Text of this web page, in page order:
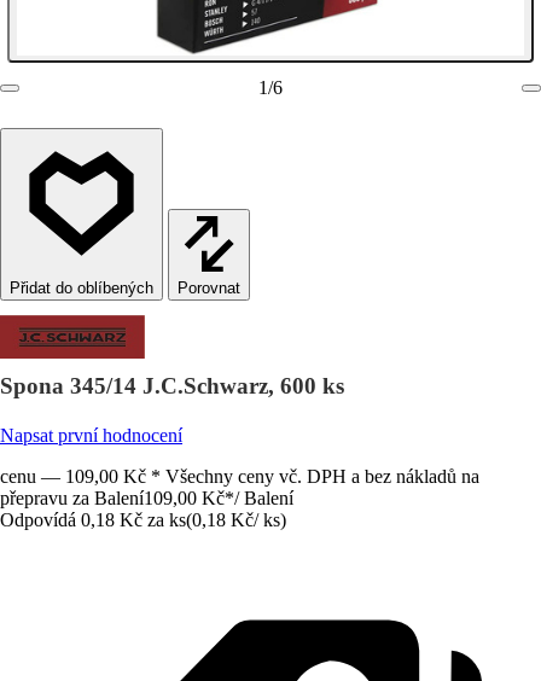
1/6
Porovnat
Spona 345/14 J.C.Schwarz, 600 ks
Napsat první hodnocení
cenu — 109,00 Kč * Všechny ceny vč. DPH a bez nákladů na
přepravu za Balení109,00 Kč*/ Balení
Odpovídá 0,18 Kč za ks(0,18 Kč/ ks)